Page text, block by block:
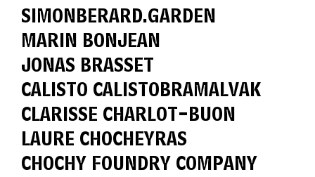
SIMONBERARD.GARDEN
MARIN BONJEAN
JONAS BRASSET
CALISTO CALISTOBRAMALVAK
CLARISSE CHARLOT-BUON
LAURE CHOCHEYRAS
CHOCHY FOUNDRY COMPANY